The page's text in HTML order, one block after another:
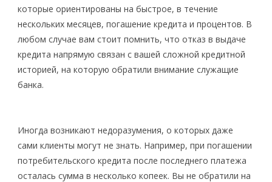
которые ориентированы на быстрое, в течение
нескольких месяцев, погашение кредита и процентов. В
любом случае вам стоит помнить, что отказ в выдаче
кредита напрямую связан с вашей сложной кредитной
историей, на которую обратили внимание служащие
банка.
Иногда возникают недоразумения, о которых даже
сами клиенты могут не знать. Например, при погашении
потребительского кредита после последнего платежа
осталась сумма в несколько копеек. Вы не обратили на